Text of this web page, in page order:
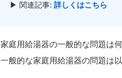
▶ 関連記事: 詳しくはこちら
家庭用給湯器の一般的な問題は
一般的な家庭用給湯器の問題は